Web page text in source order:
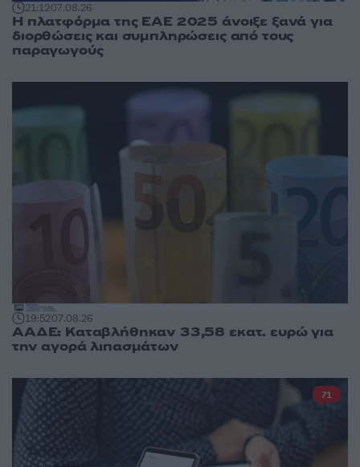
21:1207.08.26
Η πλατφόρμα της ΕΑΕ 2025 άνοιξε ξανά για
διορθώσεις και συμπληρώσεις από τους
παραγωγούς
19:5207.08.26
ΑΑΔΕ: Καταβλήθηκαν 33,58 εκατ. ευρώ για
την αγορά λιπασμάτων
71